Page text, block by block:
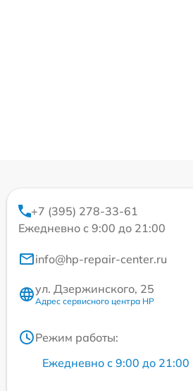
+7 (395) 278-33-61
Ежедневно с 9:00 до 21:00
info@hp-repair-center.ru
ул. Дзержинского, 25
Адрес сервисного центра HP
Режим работы:
Ежедневно с 9:00 до 21:00